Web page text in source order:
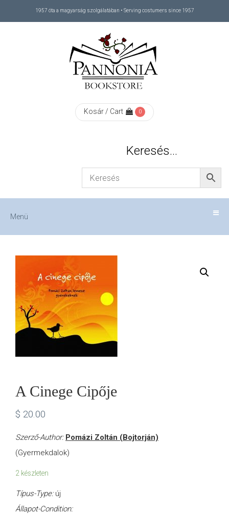
1957 óta a magyarság szolgálatában • Serving costumers since 1957
Kosár / Cart 0
Keresés…
Menü
SHOP
A Cinege Cipője
$ 20.00
Szerző-Author: Pomázi Zoltán (Bojtorján)
(Gyermekdalok)
2 készleten
Típus-Type: új
Állapot-Condition: